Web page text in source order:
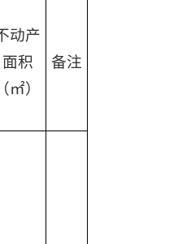
动产
面积
（㎡）
备注